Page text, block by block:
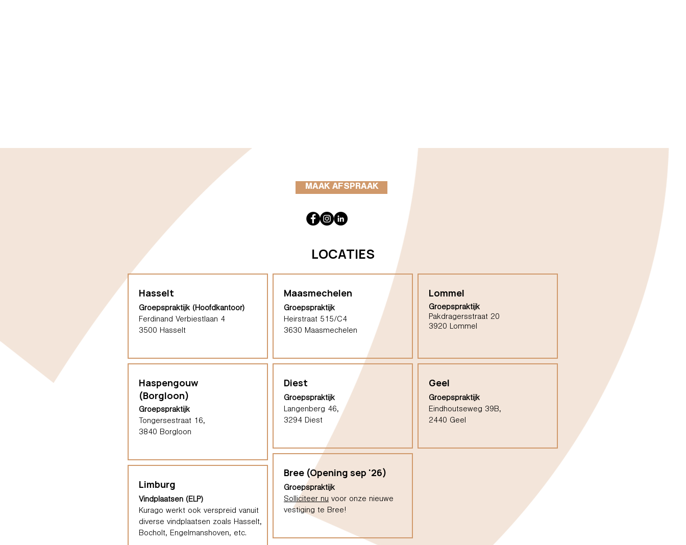
MAAK AFSPRAAK
LOCATIES
Hasselt
Groepspraktijk (Hoofdkantoor)
Ferdinand Verbiestlaan 4
3500 Hasselt
Haspengouw
(Borgloon)
Groepspraktijk
Tongersestraat 16,
3840 Borgloon
Limburg
Vindplaatsen (ELP)
Kurago werkt ook verspreid vanuit
diverse vindplaatsen zoals Hasselt,
Bocholt, Engelmanshoven, etc.
Maasmechelen
Groepspraktijk
Heirstraat 515/C4
3630 Maasmechelen
Diest
Groepspraktijk
Langenberg 46,
3294 Diest
Bree (Opening sep '26)
Groepspraktijk
Solliciteer nu voor onze nieuwe
vestiging te Bree!
Lommel
Groepspraktijk
Pakdragersstraat 20
3920 Lommel
Geel
Groepspraktijk
Eindhoutseweg 39B,
2440 Geel